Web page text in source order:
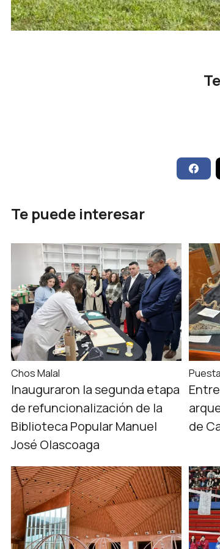
Te puede interesar
Chos Malal
Inauguraron la segunda etapa
de refuncionalización de la
Biblioteca Popular Manuel
José Olascoaga
de